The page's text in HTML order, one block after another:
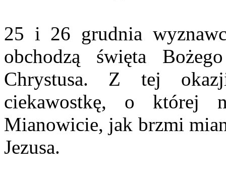
25 i 26 grudnia
obchodzą święta
Chrystusa. Z tej
ciekawostkę, o której
Mianowicie, jak brzmi
Jezusa.